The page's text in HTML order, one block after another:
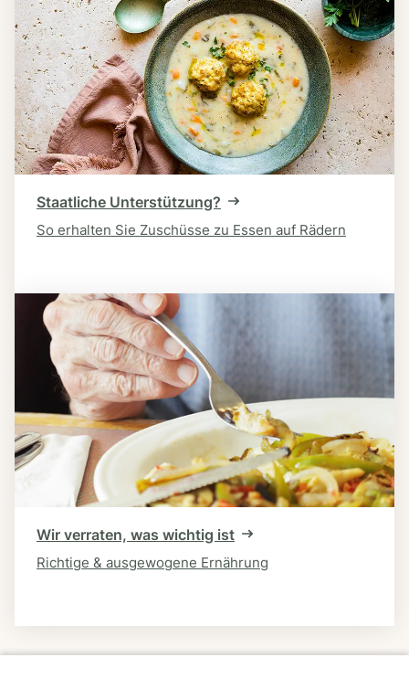
Staatliche Unterstützung?
So erhalten Sie Zuschüsse zu Essen auf Rädern
Wir verraten, was wichtig ist
Richtige & ausgewogene Ernährung